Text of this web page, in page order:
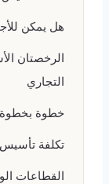
هل يمكن للأجنبي امتلاك
الرخصتان
التجاري
خطوة
تكلفة تأسيس
القطاعات